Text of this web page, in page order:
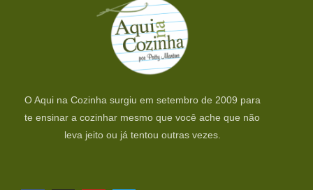
O Aqui na Cozinha surgiu em setembro de 2009 para
te ensinar a cozinhar mesmo que você ache que não
leva jeito ou já tentou outras vezes.